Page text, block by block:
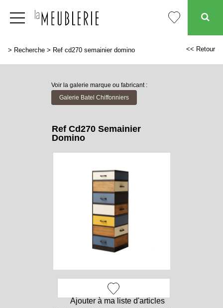
> Recherche > Ref cd270 semainier domino << Retour
Voir la galerie marque ou fabricant :
Galerie Batel Chiffonniers
Ajouter à ma liste d'articles
Ref Cd270 Semainier
Domino